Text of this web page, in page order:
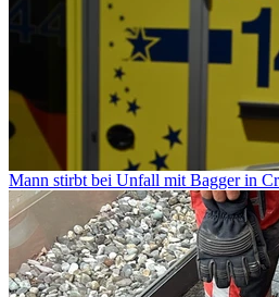
Mann stirbt bei Unfall mit Bagger in